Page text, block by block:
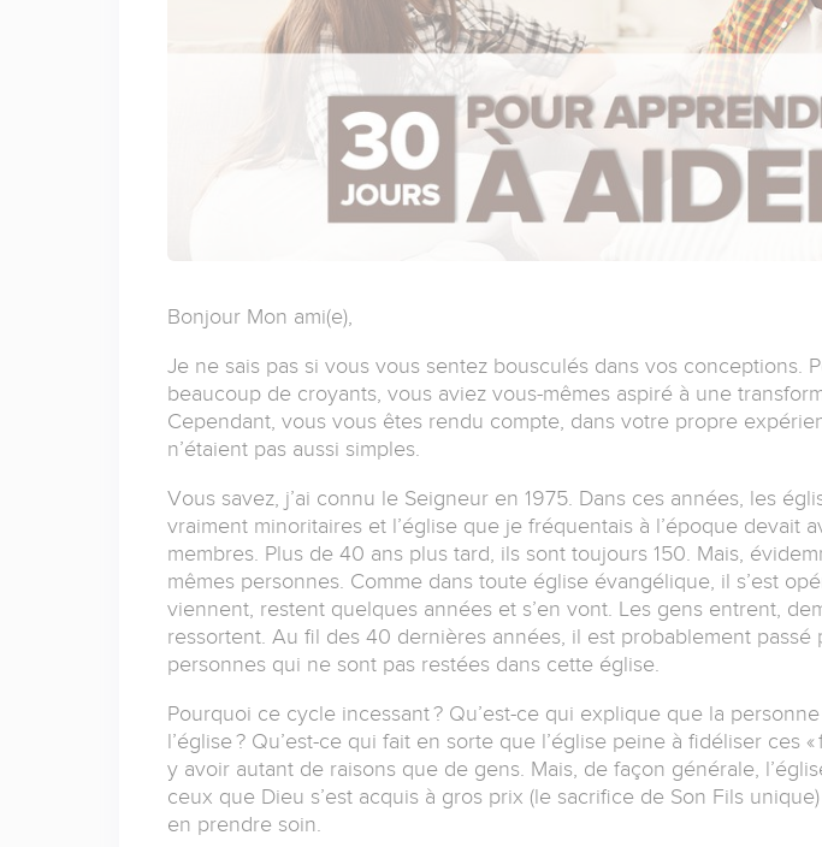
Bonjour Mon ami(e),
Je ne sais pas si vous vous sentez bousculés dans vos conceptions.
beaucoup de croyants, vous aviez vous-mêmes aspiré à une
Cependant, vous vous êtes rendu compte, dans votre propre
n’étaient pas aussi simples.
Vous savez, j’ai connu le Seigneur en 1975. Dans ces années, les
vraiment minoritaires et l’église que je fréquentais à l’époque devait
membres. Plus de 40 ans plus tard, ils sont toujours 150. Mais,
mêmes personnes. Comme dans toute église évangélique, il s’est
viennent, restent quelques années et s’en vont. Les gens entrent,
ressortent. Au fil des 40 dernières années, il est probablement passé
personnes qui ne sont pas restées dans cette église.
Pourquoi ce cycle incessant ? Qu’est-ce qui explique que la
l’église ? Qu’est-ce qui fait en sorte que l’église peine à fidéliser ces
y avoir autant de raisons que de gens. Mais, de façon générale,
ceux que Dieu s’est acquis à gros prix (le sacrifice de Son Fils unique)
en prendre soin.